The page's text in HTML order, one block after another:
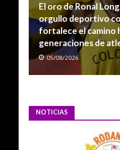
El oro de Ronal
orgullo deportivo
fortalece el camino
generaciones de
05/08/2026
NOTICIAS